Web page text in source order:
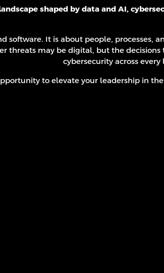
shaped by data and AI,
software. It is about people, processes,
threats may be digital, but the
cybersecurity across
to elevate your leadership in